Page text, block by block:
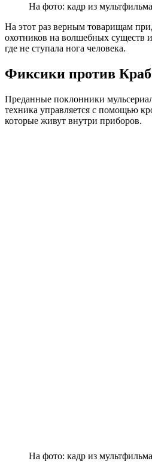
На фото: кадр из
На этот раз верным товарищам
охотников на волшебных существ
где не ступала нога человека.
Фиксики против
Преданные поклонники
техника управляется с помощью
которые живут внутри приборов.
На фото: кадр из